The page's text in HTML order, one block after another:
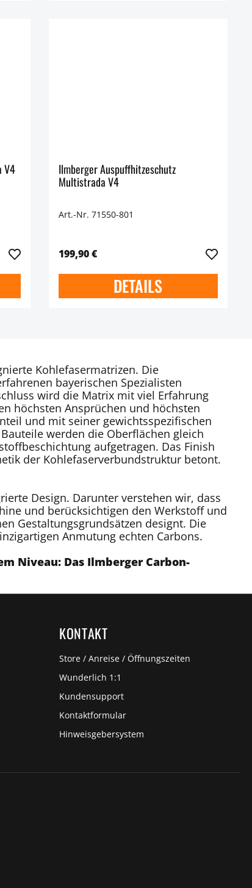
V4
Ilmberger Auspuffhitzeschutz
Multistrada V4
Art.-Nr. 71550-801
199,90 €
DETAILS
Kohlefasermatrizen. Die
bayerischen Spezialisten
wird die Matrix mit viel Erfahrung
höchsten Ansprüchen und höchsten
und mit seiner gewichtsspezifischen
werden die Oberflächen gleich
aufgetragen. Das Finish
der Kohlefaserverbundstruktur betont.
Design. Darunter verstehen wir, dass
und berücksichtigen den Werkstoff und
Gestaltungsgrundsätzen designt. Die
Anmutung echten Carbons.
Niveau: Das Ilmberger Carbon-
KONTAKT
Store / Anreise / Öffnungszeiten
Wunderlich 1:1
Kundensupport
Kontaktformular
Hinweisgebersystem